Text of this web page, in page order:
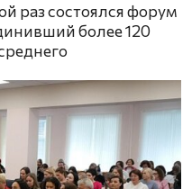
раз состоялся форум
более 120